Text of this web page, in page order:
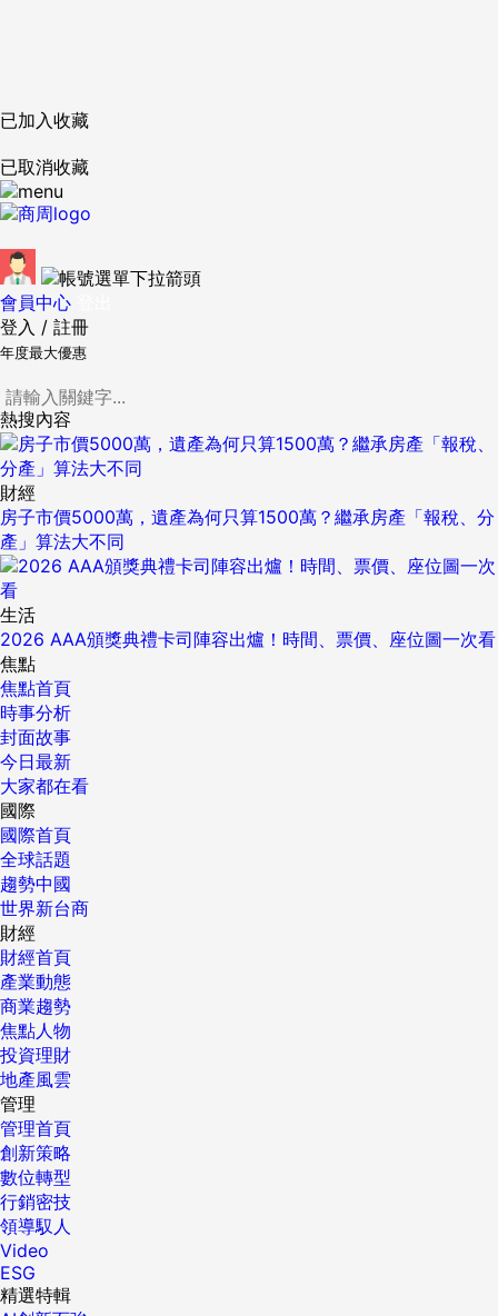
已加入收藏
已取消收藏
會員中心
登入 / 註冊
年度最大優惠
熱搜內容
財經
房子市價5000萬，遺產為何只算1500萬？繼承房產「報稅、分
產」算法大不同
生活
2026 AAA頒獎典禮卡司陣容出爐！時間、票價、座位圖一次看
焦點
焦點首頁
時事分析
封面故事
今日最新
大家都在看
國際
國際首頁
全球話題
趨勢中國
世界新台商
財經
財經首頁
產業動態
商業趨勢
焦點人物
投資理財
地產風雲
管理
管理首頁
創新策略
數位轉型
行銷密技
領導馭人
Video
ESG
精選特輯